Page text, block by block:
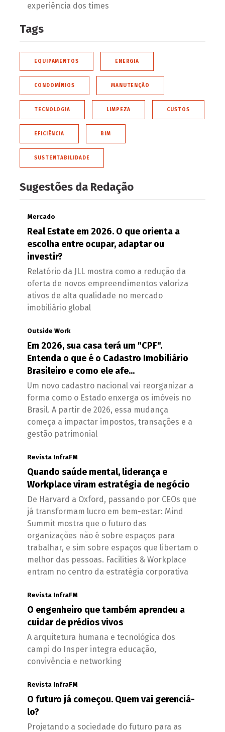
experiência dos times
Tags
EQUIPAMENTOS ENERGIA
CONDOMÍNIOS MANUTENÇÃO
TECNOLOGIA LIMPEZA CUSTOS
EFICIÊNCIA BIM
SUSTENTABILIDADE
Sugestões da Redação
Mercado
Real Estate em 2026. O que orienta a
escolha entre ocupar, adaptar ou
investir?
Relatório da JLL mostra como a redução da
oferta de novos empreendimentos valoriza
ativos de alta qualidade no mercado
imobiliário global
Outside Work
Em 2026, sua casa terá um "CPF".
Entenda o que é o Cadastro Imobiliário
Brasileiro e como ele afe...
Um novo cadastro nacional vai reorganizar a
forma como o Estado enxerga os imóveis no
Brasil. A partir de 2026, essa mudança
começa a impactar impostos, transações e a
gestão patrimonial
Revista InfraFM
Quando saúde mental, liderança e
Workplace viram estratégia de negócio
De Harvard a Oxford, passando por CEOs que
já transformam lucro em bem-estar: Mind
Summit mostra que o futuro das
organizações não é sobre espaços para
trabalhar, e sim sobre espaços que libertam o
melhor das pessoas. Facilities & Workplace
entram no centro da estratégia corporativa
Revista InfraFM
O engenheiro que também aprendeu a
cuidar de prédios vivos
A arquitetura humana e tecnológica dos
campi do Insper integra educação,
convivência e networking
Revista InfraFM
O futuro já começou. Quem vai gerenciá-
lo?
Projetando a sociedade do futuro para as